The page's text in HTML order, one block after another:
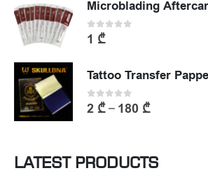
0 out of 5
1 ₾
0out of 5
2 ₾– 180 ₾
LATEST PRODUCTS